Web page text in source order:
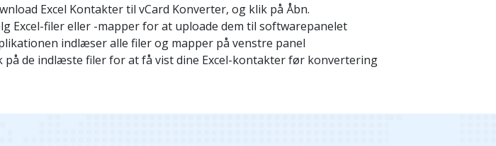
Excel Kontakter til vCard Konverter, og klik på Åbn.
Excel-filer eller -mapper for at uploade dem til softwarepanelet
indlæser alle filer og mapper på venstre panel
på de indlæste filer for at få vist dine Excel-kontakter før konvertering